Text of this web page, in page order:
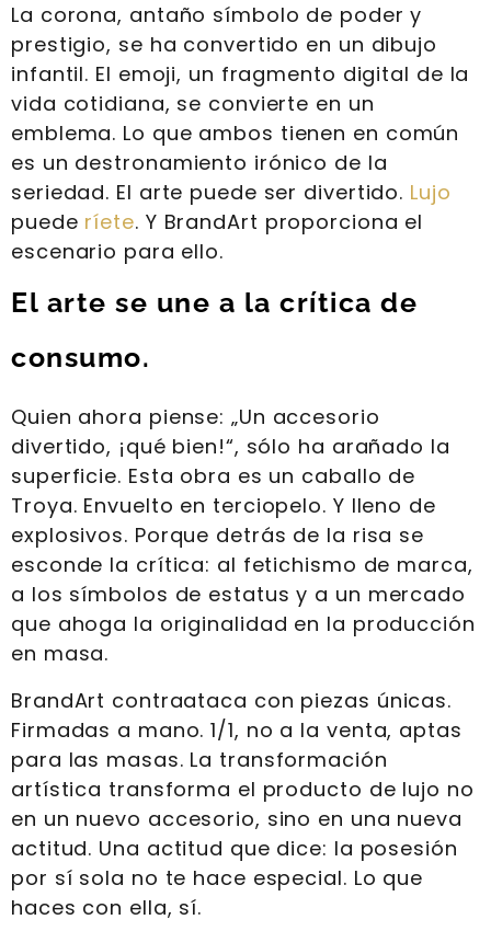
La corona, antaño símbolo de poder y
prestigio, se ha convertido en un dibujo
infantil. El emoji, un fragmento digital de la
vida cotidiana, se convierte en un
emblema. Lo que ambos tienen en común
es un destronamiento irónico de la
seriedad. El arte puede ser divertido. Lujo
puede ríete. Y BrandArt proporciona el
escenario para ello.
El arte se une a la crítica de
consumo.
Quien ahora piense: „Un accesorio
divertido, ¡qué bien!“, sólo ha arañado la
superficie. Esta obra es un caballo de
Troya. Envuelto en terciopelo. Y lleno de
explosivos. Porque detrás de la risa se
esconde la crítica: al fetichismo de marca,
a los símbolos de estatus y a un mercado
que ahoga la originalidad en la producción
en masa.
BrandArt contraataca con piezas únicas.
Firmadas a mano. 1/1, no a la venta, aptas
para las masas. La transformación
artística transforma el producto de lujo no
en un nuevo accesorio, sino en una nueva
actitud. Una actitud que dice: la posesión
por sí sola no te hace especial. Lo que
haces con ella, sí.